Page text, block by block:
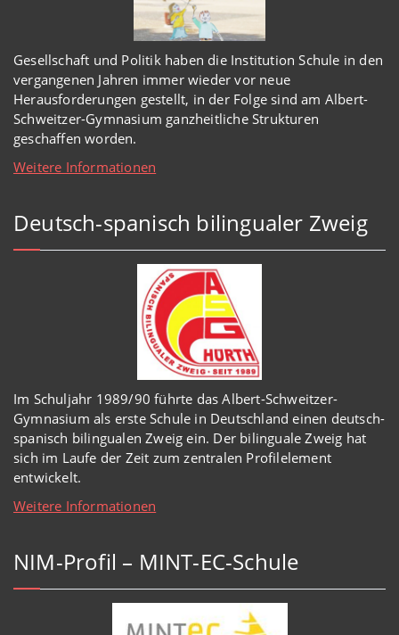
Gesellschaft und Politik haben die Institution Schule in den
vergangenen Jahren immer wiedervor neue
Herausforderungen gestellt, in der Folge sind am Albert-
Schweitzer-Gymnasium ganzheitliche Strukturen
geschaffen worden.
Weitere Informationen
Deutsch-spanisch bilingualer Zweig
Im Schuljahr 1989/90 führte das Albert-Schweitzer-
Gymnasium als erste Schule in Deutschland einen deutsch-
spanisch bilingualen Zweig ein. Der bilinguale Zweig hat
sich im Laufe der Zeit zum zentralen Profilelement
entwickelt.
Weitere Informationen
NIM-Profil – MINT-EC-Schule